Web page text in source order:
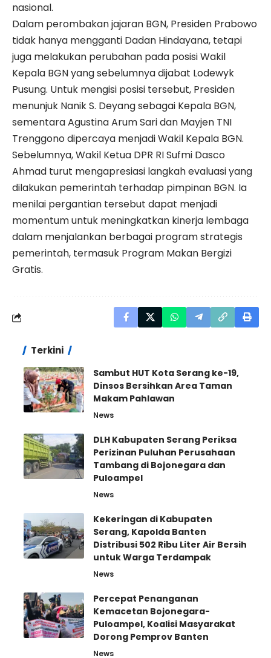
nasional.
Dalam perombakan jajaran BGN, Presiden Prabowo
tidak hanya mengganti Dadan Hindayana, tetapi
juga melakukan perubahan pada posisi Wakil
Kepala BGN yang sebelumnya dijabat Lodewyk
Pusung. Untuk mengisi posisi tersebut, Presiden
menunjuk Nanik S. Deyang sebagai Kepala BGN,
sementara Agustina Arum Sari dan Mayjen TNI
Trenggono dipercaya menjadi Wakil Kepala BGN.
Sebelumnya, Wakil Ketua DPR RI Sufmi Dasco
Ahmad turut mengapresiasi langkah evaluasi yang
dilakukan pemerintah terhadap pimpinan BGN. Ia
menilai pergantian tersebut dapat menjadi
momentum untuk meningkatkan kinerja lembaga
dalam menjalankan berbagai program strategis
pemerintah, termasuk Program Makan Bergizi
Gratis.
Terkini
Sambut HUT Kota Serang ke-19,
Dinsos Bersihkan Area Taman
Makam Pahlawan
News
DLH Kabupaten Serang Periksa
Perizinan Puluhan Perusahaan
Tambang di Bojonegara dan
Puloampel
News
Kekeringan di Kabupaten
Serang, Kapolda Banten
Distribusi 502 Ribu Liter Air Bersih
untuk Warga Terdampak
News
Percepat Penanganan
Kemacetan Bojonegara-
Puloampel, Koalisi Masyarakat
Dorong Pemprov Banten
News